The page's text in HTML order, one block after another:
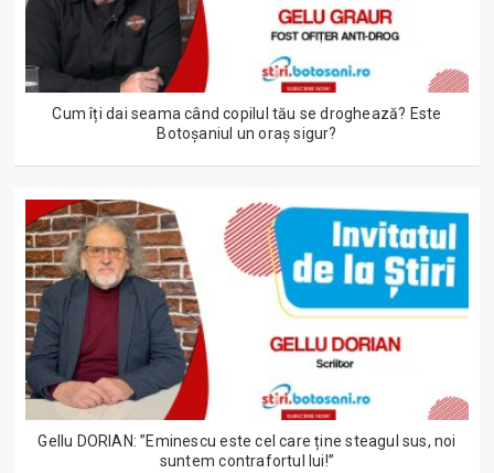
Cum îți dai seama când copilul tău se droghează? Este
Botoșaniul un oraș sigur?
Gellu DORIAN: ”Eminescu este cel care ține steagul sus, noi
suntem contrafortul lui!”